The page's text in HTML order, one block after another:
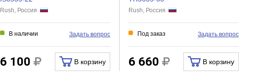
Rush, Россия
В наличии Задать вопрос
6 100 В корзину
Rush, Россия
Под заказ Задать вопрос
6 660 В корзину